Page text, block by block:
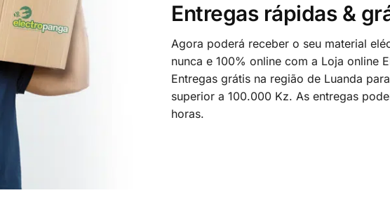
Entregas rápidas &
Agora poderá receber o seu material
nunca e 100% online com a Loja online
Entregas grátis na região de Luanda
superior a 100.000 Kz. As entregas
horas.